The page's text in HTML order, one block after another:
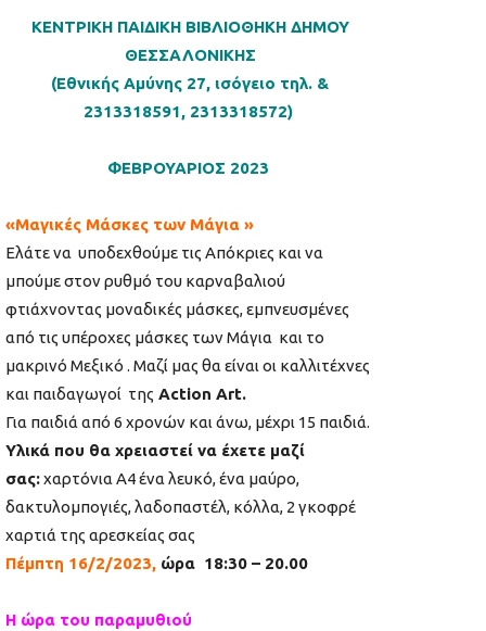
ΚΕΝΤΡΙΚΗ ΠΑΙΔΙΚΗ ΒΙΒΛΙΟΘΗΚΗ ΔΗΜΟΥ
ΘΕΣΣΑΛΟΝΙΚΗΣ
(Εθνικής Αμύνης 27, ισόγειο τηλ. &
2313318591, 2313318572)
ΦΕΒΡΟΥΑΡΙΟΣ 2023
«Μαγικές Μάσκες των Μάγια »
Ελάτε να υποδεχθούμε τις Απόκριες και να
μπούμε στον ρυθμό του καρναβαλιού
φτιάχνοντας μοναδικές μάσκες, εμπνευσμένες
από τις υπέροχες μάσκες των Μάγια και το
μακρινό Μεξικό . Μαζί μας θα είναι οι καλλιτέχνες
και παιδαγωγοί της Αction Art.
Για παιδιά από 6 χρονών και άνω, μέχρι 15 παιδιά.
Υλικά που θα χρειαστεί να έχετε μαζί
σας:χαρτόνια Α4 ένα λευκό, ένα μαύρο,
δακτυλομπογιές, λαδοπαστέλ, κόλλα, 2 γκοφρέ
χαρτιά της αρεσκείας σας
Πέμπτη 16/2/2023, ώρα 18:30 – 20.00
Η ώρα του παραμυθιού